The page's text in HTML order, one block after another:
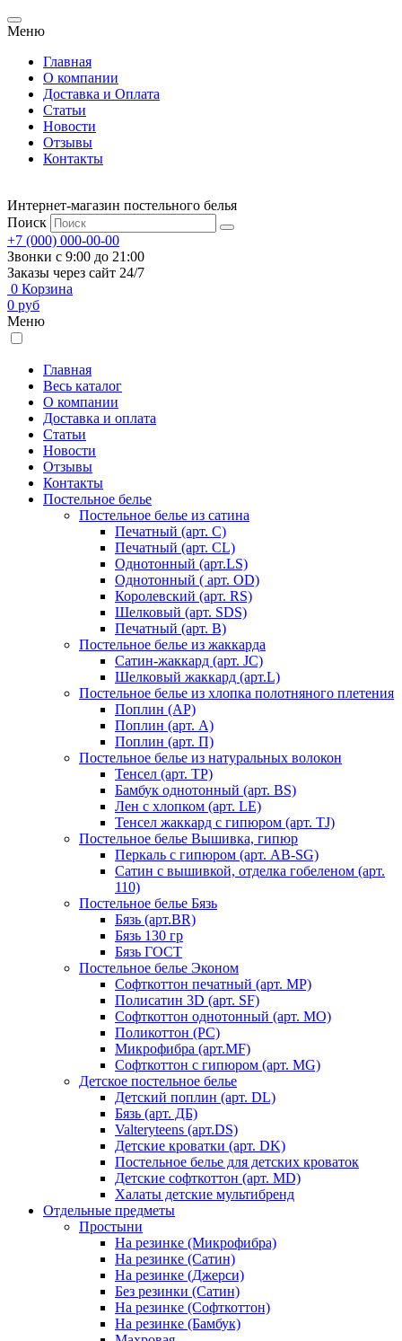
Меню
Главная
О компании
Доставка и Оплата
Статьи
Новости
Отзывы
Контакты
Интернет-магазин постельного белья
Поиск
+7 (000) 000-00-00
Звонки с 9:00 до 21:00
Заказы через сайт 24/7
0 Корзина
0 руб
Меню
Главная
Весь каталог
О компании
Доставка и оплата
Статьи
Новости
Отзывы
Контакты
Постельное белье
Постельное белье из сатина
Печатный (арт. С)
Печатный (арт. СL)
Однотонный (арт.LS)
Однотонный ( арт. OD)
Королевский (арт. RS)
Шелковый (арт. SDS)
Печатный (арт. В)
Постельное белье из жаккарда
Сатин-жаккард (арт. JC)
Шелковый жаккард (арт.L)
Постельное белье из хлопка полотняного плетения
Поплин (AP)
Поплин (арт. А)
Поплин (арт. П)
Постельное белье из натуральных волокон
Тенсел (арт. ТР)
Бамбук однотонный (арт. BS)
Лен с хлопком (арт. LE)
Тенсел жаккард с гипюром (арт. TJ)
Постельное белье Вышивка, гипюр
Перкаль с гипюром (арт. AB-SG)
Сатин с вышивкой, отделка гобеленом (арт.
110)
Постельное белье Бязь
Бязь (арт.BR)
Бязь 130 гр
Бязь ГОСТ
Постельное белье Эконом
Софткоттон печатный (арт. MР)
Полисатин 3D (арт. SF)
Софткоттон однотонный (арт. MO)
Поликоттон (PC)
Микрофибра (арт.MF)
Софткоттон с гипюром (арт. MG)
Детское постельное белье
Детский поплин (арт. DL)
Бязь (арт. ДБ)
Valteryteens (арт.DS)
Детские кроватки (арт. DK)
Постельное белье для детских кроваток
Детские софткоттон (арт. MD)
Халаты детские мультибренд
Отдельные предметы
Простыни
На резинке (Микрофибра)
На резинке (Сатин)
На резинке (Джерси)
Без резинки (Сатин)
На резинке (Софткоттон)
На резинке (Бамбук)